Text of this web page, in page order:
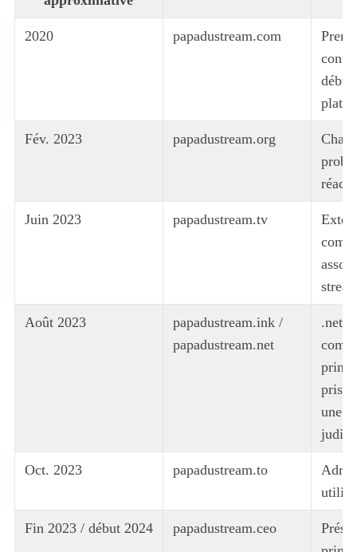
2020 papadustream.com
début
Fév. 2023 papadustream.org
Juin 2023 papadustream.tv
Août 2023
papadustream.ink /
papadustream.net
.net
prise
une
Oct. 2023 papadustream.to
Fin 2023 / début 2024 papadustream.ceo